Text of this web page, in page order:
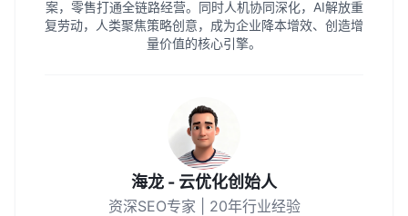
案，零售打通全链路经营。同时人机协同深化，AI解放重
复劳动，人类聚焦策略创意，成为企业降本增效、创造增
量价值的核心引擎。
海龙 - 云优化创始人
资深SEO专家 | 20年行业经验